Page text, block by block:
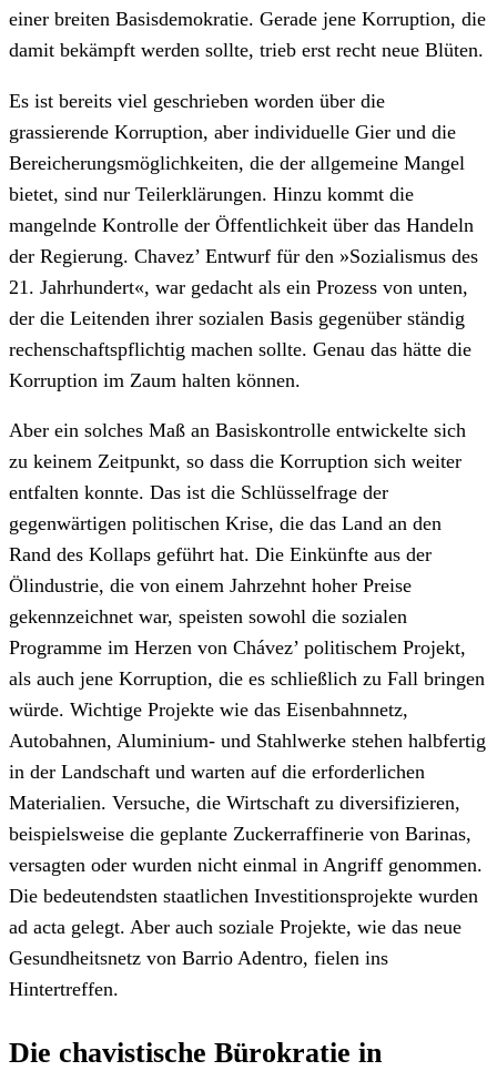
einer breiten Basisdemokratie. Gerade jene Korruption, die
damit bekämpft werden sollte, trieb erst recht neue Blüten.
Es ist bereits viel geschrieben worden über die
grassierende Korruption, aber individuelle Gier und die
Bereicherungsmöglichkeiten, die der allgemeine Mangel
bietet, sind nur Teilerklärungen. Hinzu kommt die
mangelnde Kontrolle der Öffentlichkeit über das Handeln
der Regierung. Chavez’ Entwurf für den »Sozialismus des
21. Jahrhundert«, war gedacht als ein Prozess von unten,
der die Leitenden ihrer sozialen Basis gegenüber ständig
rechenschaftspflichtig machen sollte. Genau das hätte die
Korruption im Zaum halten können.
Aber ein solches Maß an Basiskontrolle entwickelte sich
zu keinem Zeitpunkt, so dass die Korruption sich weiter
entfalten konnte. Das ist die Schlüsselfrage der
gegenwärtigen politischen Krise, die das Land an den
Rand des Kollaps geführt hat. Die Einkünfte aus der
Ölindustrie, die von einem Jahrzehnt hoher Preise
gekennzeichnet war, speisten sowohl die sozialen
Programme im Herzen von Chávez’ politischem Projekt,
als auch jene Korruption, die es schließlich zu Fall bringen
würde. Wichtige Projekte wie das Eisenbahnnetz,
Autobahnen, Aluminium- und Stahlwerke stehen halbfertig
in der Landschaft und warten auf die erforderlichen
Materialien. Versuche, die Wirtschaft zu diversifizieren,
beispielsweise die geplante Zuckerraffinerie von Barinas,
versagten oder wurden nicht einmal in Angriff genommen.
Die bedeutendsten staatlichen Investitionsprojekte wurden
ad acta gelegt. Aber auch soziale Projekte, wie das neue
Gesundheitsnetz von Barrio Adentro, fielen ins
Hintertreffen.
Die chavistische Bürokratie in